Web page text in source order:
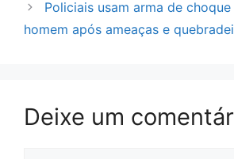
Policiais usam arma de
homem após ameaças e
Deixe um